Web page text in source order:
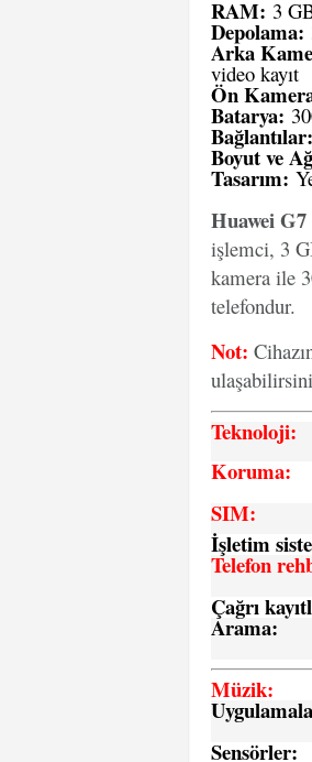
RAM: 3
Depolama:
Arka
video kayıt
Ön
Batarya:
Bağlantılar:
Boyut ve
Tasarım:
Huawei
işlemci, 3
kamera ile
telefondur.
Not:
Teknoloji:
Koruma:
SIM:
İşletim
Telefon
Çağrı
Arama:
Müzik:
Sensörler: